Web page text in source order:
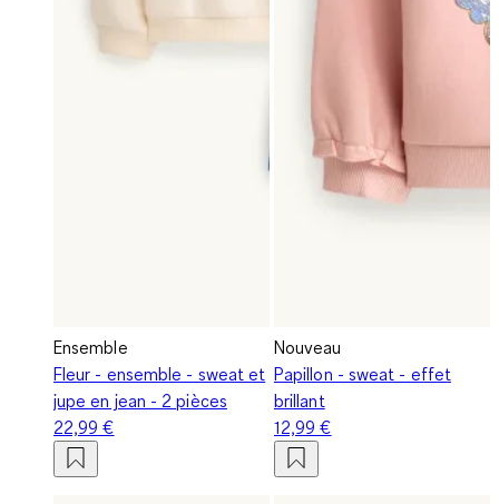
Ensemble
Fleur - ensemble - sweat et
jupe en jean - 2 pièces
22,99 €
Nouveau
Papillon - sweat - effet
brillant
12,99 €